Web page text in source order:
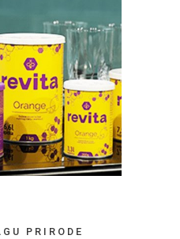
PRIRODE